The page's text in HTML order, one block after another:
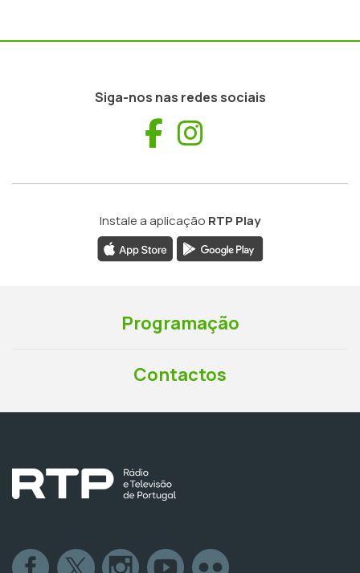
Siga-nos nas redes sociais
Facebook
Instale a aplicação RTP Play
Programação
Contactos